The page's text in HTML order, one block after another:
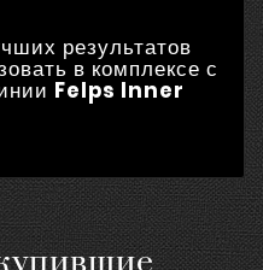
результатов
в комплексе с
Felps Inner